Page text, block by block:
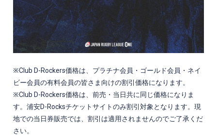
※Club D-Rockers価格は、プラチナ会員・ゴールド会員・ネイ
ビー会員の有料会員の皆さま向けの割引価格になります。
※Club D-Rockers価格は、前売・当日共に同じ価格になりま
す。浦安D-Rocksチケットサイトのみ割引対象となります。現
地での当日券販売では、割引は適用されませんのでご了承くだ
さい。